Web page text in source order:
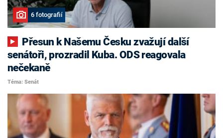
6 fotografií
senátoři, prozradil Kuba. ODS reagovala
nečekaně
Téma: Senát